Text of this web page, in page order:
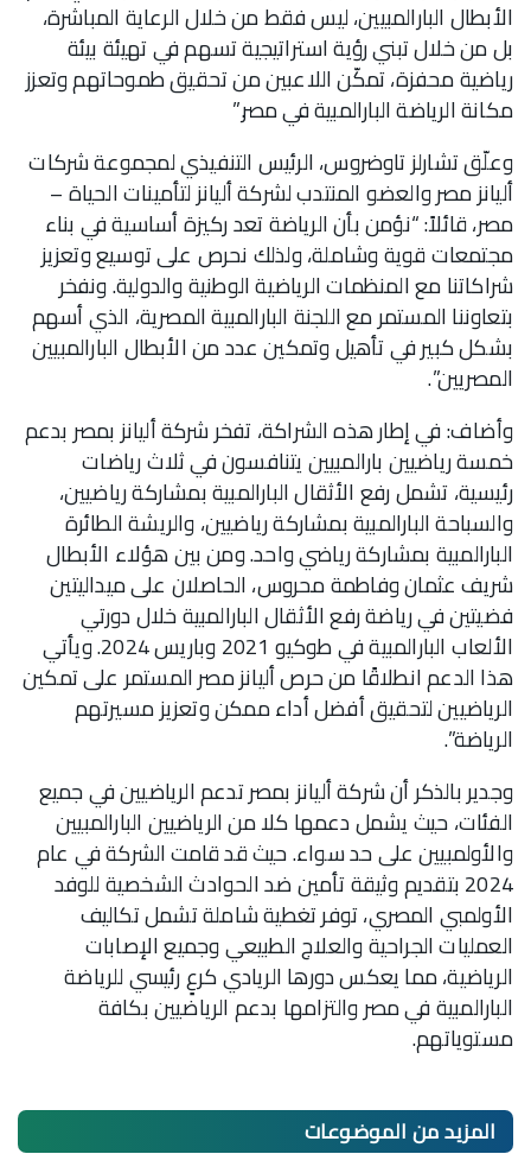
الأبطال البارالمبيين، ليس فقط من خلال الرعاية المباشرة،
بل من خلال تبني رؤية استراتيجية تسهم في تهيئة بيئة
رياضية محفزة، تمكّن اللاعبين من تحقيق طموحاتهم وتعزز
مكانة الرياضة البارالمبية في مصر.”
وعلّق تشارلز تاوضروس، الرئيس التنفيذي لمجموعة شركات
أليانز مصر والعضو المنتدب لشركة أليانز لتأمينات الحياة –
مصر، قائلاً: “نؤمن بأن الرياضة تعد ركيزة أساسية في بناء
مجتمعات قوية وشاملة، ولذلك نحرص على توسيع وتعزيز
شراكاتنا مع المنظمات الرياضية الوطنية والدولية. ونفخر
بتعاوننا المستمر مع اللجنة البارالمبية المصرية، الذي أسهم
بشكل كبير في تأهيل وتمكين عدد من الأبطال البارالمبيين
المصريين”.
وأضاف: في إطار هذه الشراكة، تفخر شركة أليانز بمصر بدعم
خمسة رياضيين بارالمبيين يتنافسون في ثلاث رياضات
رئيسية، تشمل رفع الأثقال البارالمبية بمشاركة رياضيين،
والسباحة البارالمبية بمشاركة رياضيين، والريشة الطائرة
البارالمبية بمشاركة رياضي واحد. ومن بين هؤلاء الأبطال
شريف عثمان وفاطمة محروس، الحاصلان على ميداليتين
فضيتين في رياضة رفع الأثقال البارالمبية خلال دورتي
الألعاب البارالمبية في طوكيو 2021 وباريس 2024. ويأتي
هذا الدعم انطلاقًا من حرص أليانز مصر المستمر على تمكين
الرياضيين لتحقيق أفضل أداء ممكن وتعزيز مسيرتهم
الرياضة”.
وجدير بالذكر أن شركة أليانز بمصر تدعم الرياضيين في جميع
الفئات، حيث يشمل دعمها كلا من الرياضيين البارالمبيين
والأولمبيين على حد سواء. حيث قد قامت الشركة في عام
2024 بتقديم وثيقة تأمين ضد الحوادث الشخصية للوفد
الأولمبي المصري، توفر تغطية شاملة تشمل تكاليف
العمليات الجراحية والعلاج الطبيعي وجميع الإصابات
الرياضية، مما يعكس دورها الريادي كرعٍ رئيسي للرياضة
البارالمبية في مصر والتزامها بدعم الرياضيين بكافة
مستوياتهم.
المزيد منالموضوعات